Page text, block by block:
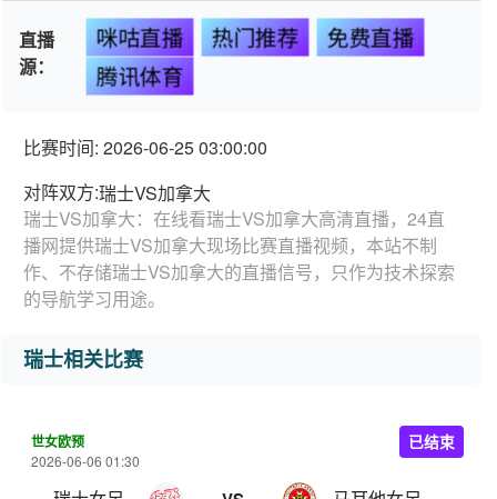
直播
源：
咪咕直播 热门推荐
免费直播
腾讯体育
比赛时间: 2026-06-25 03:00:00
对阵双方:瑞士VS加拿大
瑞士VS加拿大：在线看瑞士VS加拿大高清直播，24直
播网提供瑞士VS加拿大现场比赛直播视频，本站不制
作、不存储瑞士VS加拿大的直播信号，只作为技术探索
的导航学习用途。
瑞士相关比赛
世女欧预
2026-06-06 01:30
已结束